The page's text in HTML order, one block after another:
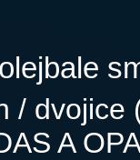
/ dvojice
A